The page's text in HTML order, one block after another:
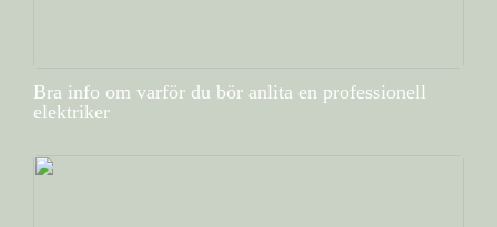
Bra info om varför du bör anlita en professionell
elektriker